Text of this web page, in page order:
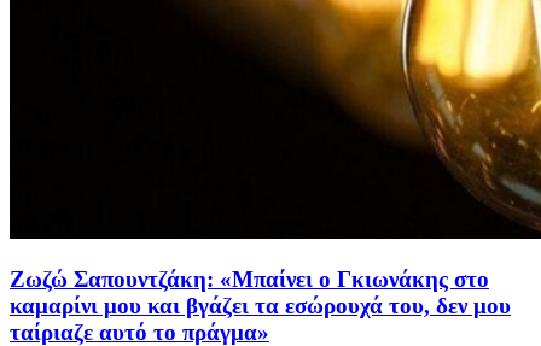
Ζωζώ Σαπουντζάκη: «Μπαίνει ο Γκιωνάκης στο
καμαρίνι μου και βγάζει τα εσώρουχά του, δεν μου
ταίριαζε αυτό το πράγμα»